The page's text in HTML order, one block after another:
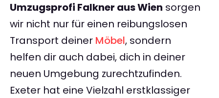
Umzugsprofi Falkner aus Wien sorgen
wir nicht nur für einen reibungslosen
Transport deiner Möbel, sondern
helfen dir auch dabei, dich in deiner
neuen Umgebung zurechtzufinden.
Exeter hat eine Vielzahl erstklassiger